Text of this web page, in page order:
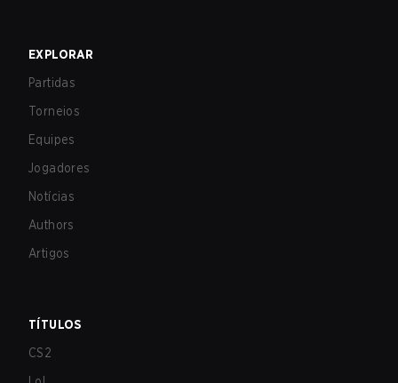
EXPLORAR
Partidas
Torneios
Equipes
Jogadores
Notícias
Authors
Artigos
TÍTULOS
CS2